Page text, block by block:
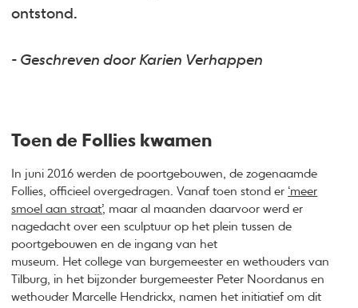
ontstond.
- Geschreven door Karien Verhappen
Toen de Follies kwamen
In juni 2016 werden de poortgebouwen, de zogenaamde
Follies, officieel overgedragen. Vanaf toen stond er ‘meer
smoel aan straat’, maar al maanden daarvoor werd er
nagedacht over een sculptuur op het plein tussen de
poortgebouwen en de ingang van het
museum. Het college van burgemeester en wethouders van
Tilburg, in het bijzonder burgemeester Peter Noordanus en
wethouder Marcelle Hendrickx, namen het initiatief om dit